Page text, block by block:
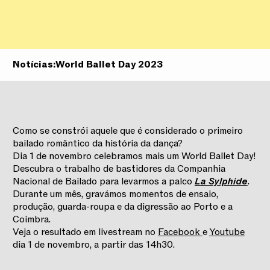
Notícias:World Ballet Day 2023
Como se constrói aquele que é considerado o primeiro
bailado romântico da história da dança?
Dia 1 de novembro celebramos mais um World Ballet Day!
Descubra o trabalho de bastidores da Companhia
Nacional de Bailado para levarmos a palco La Sylphide.
Durante um mês, gravámos momentos de ensaio,
produção, guarda-roupa e da digressão ao Porto e a
Coimbra.
Veja o resultado em livestream no FacebookeYoutube
dia 1 de novembro, a partir das 14h30.